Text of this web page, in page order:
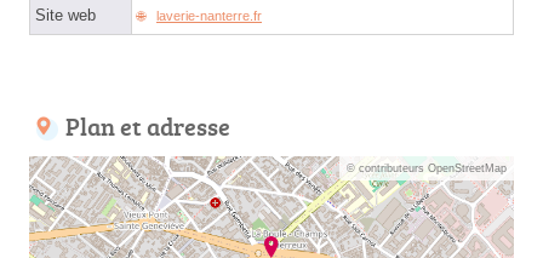
Site web laverie-nanterre.fr
Plan et adresse
© contributeurs OpenStreetMap